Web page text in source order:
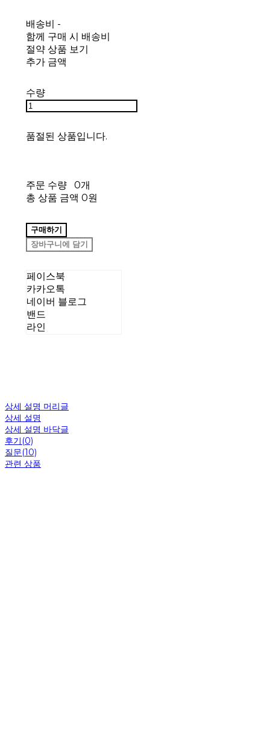
배송비 -
함께 구매 시 배송비
절약 상품 보기
추가 금액
수량
품절된 상품입니다.
주문 수량
0개
총 상품 금액 0원
구매하기
장바구니에 담기
페이스북
카카오톡
네이버 블로그
밴드
라인
상세 설명 머리글
상세 설명
상세 설명 바닥글
후기(0)
질문(10)
관련 상품